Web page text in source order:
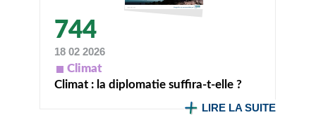
744
18 02 2026
Climat
Climat : la diplomatie suffira-t-elle ?
LIRE LA SUITE